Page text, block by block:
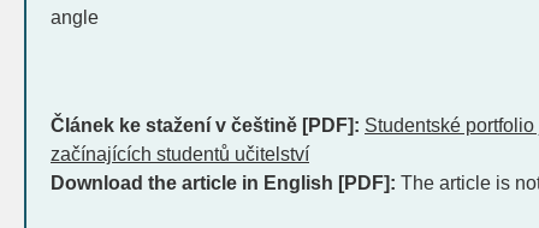
angle
Článek ke stažení v češtině [PDF]: Studentské
začínajících studentů učitelství
Download the article in English [PDF]: The article is